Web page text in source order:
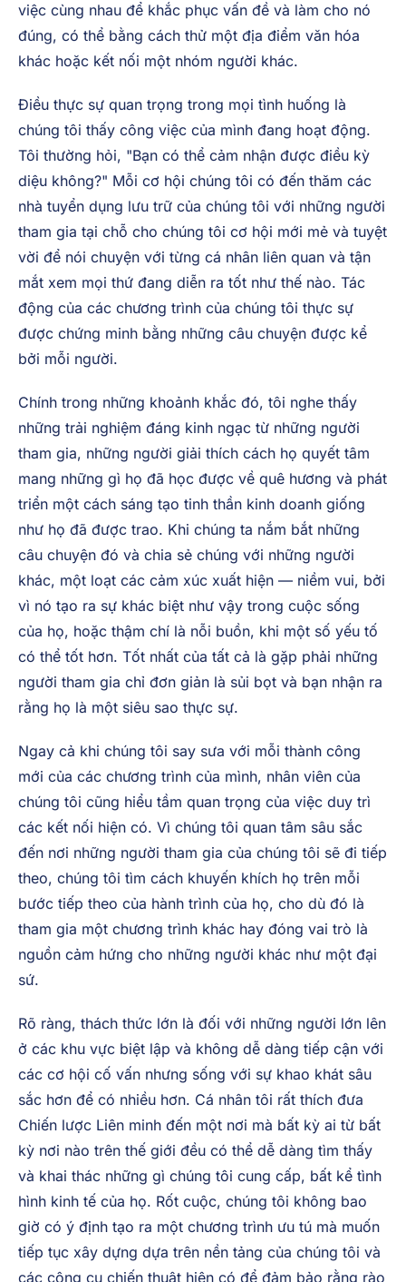
việc cùng nhau để khắc phục vấn đề và làm cho nó
đúng, có thể bằng cách thử một địa điểm văn hóa
khác hoặc kết nối một nhóm người khác.
Điều thực sự quan trọng trong mọi tình huống là
chúng tôi thấy công việc của mình đang hoạt động.
Tôi thường hỏi, "Bạn có thể cảm nhận được điều kỳ
diệu không?" Mỗi cơ hội chúng tôi có đến thăm các
nhà tuyển dụng lưu trữ của chúng tôi với những người
tham gia tại chỗ cho chúng tôi cơ hội mới mẻ và tuyệt
vời để nói chuyện với từng cá nhân liên quan và tận
mắt xem mọi thứ đang diễn ra tốt như thế nào. Tác
động của các chương trình của chúng tôi thực sự
được chứng minh bằng những câu chuyện được kể
bởi mỗi người.
Chính trong những khoảnh khắc đó, tôi nghe thấy
những trải nghiệm đáng kinh ngạc từ những người
tham gia, những người giải thích cách họ quyết tâm
mang những gì họ đã học được về quê hương và phát
triển một cách sáng tạo tinh thần kinh doanh giống
như họ đã được trao. Khi chúng ta nắm bắt những
câu chuyện đó và chia sẻ chúng với những người
khác, một loạt các cảm xúc xuất hiện — niềm vui, bởi
vì nó tạo ra sự khác biệt như vậy trong cuộc sống
của họ, hoặc thậm chí là nỗi buồn, khi một số yếu tố
có thể tốt hơn. Tốt nhất của tất cả là gặp phải những
người tham gia chỉ đơn giản là sủi bọt và bạn nhận ra
rằng họ là một siêu sao thực sự.
Ngay cả khi chúng tôi say sưa với mỗi thành công
mới của các chương trình của mình, nhân viên của
chúng tôi cũng hiểu tầm quan trọng của việc duy trì
các kết nối hiện có. Vì chúng tôi quan tâm sâu sắc
đến nơi những người tham gia của chúng tôi sẽ đi tiếp
theo, chúng tôi tìm cách khuyến khích họ trên mỗi
bước tiếp theo của hành trình của họ, cho dù đó là
tham gia một chương trình khác hay đóng vai trò là
nguồn cảm hứng cho những người khác như một đại
sứ.
Rõ ràng, thách thức lớn là đối với những người lớn lên
ở các khu vực biệt lập và không dễ dàng tiếp cận với
các cơ hội cố vấn nhưng sống với sự khao khát sâu
sắc hơn để có nhiều hơn. Cá nhân tôi rất thích đưa
Chiến lược Liên minh đến một nơi mà bất kỳ ai từ bất
kỳ nơi nào trên thế giới đều có thể dễ dàng tìm thấy
và khai thác những gì chúng tôi cung cấp, bất kể tình
hình kinh tế của họ. Rốt cuộc, chúng tôi không bao
giờ có ý định tạo ra một chương trình ưu tú mà muốn
tiếp tục xây dựng dựa trên nền tảng của chúng tôi và
các công cụ chiến thuật hiện có để đảm bảo rằng rào